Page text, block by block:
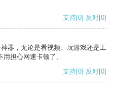
支持[0] 反对[0]
器，无论是看视频、玩游戏还是工
担心网速卡顿了。
支持[0] 反对[0]